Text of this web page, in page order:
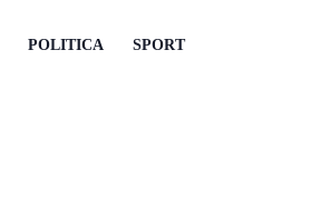
POLITICA SPORT